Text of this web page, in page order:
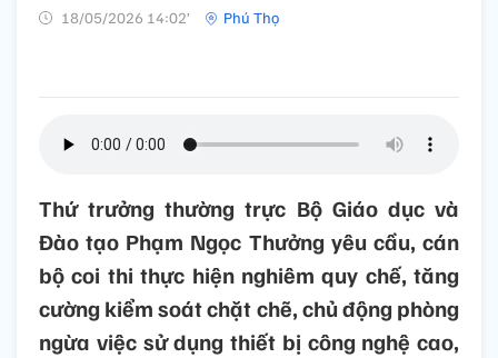
18/05/2026 14:02’ Phú Thọ
Thứ trưởng thường trực Bộ Giáo dục và
Đào tạo Phạm Ngọc Thưởng yêu cầu, cán
bộ coi thi thực hiện nghiêm quy chế, tăng
cường kiểm soát chặt chẽ, chủ động phòng
ngừa việc sử dụng thiết bị công nghệ cao,